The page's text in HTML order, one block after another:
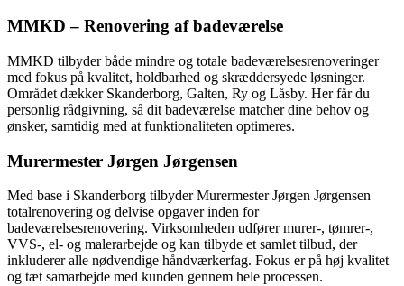
MMKD – Renovering af badeværelse
MMKD tilbyder både mindre og totale badeværelsesrenoveringer
med fokus på kvalitet, holdbarhed og skræddersyede løsninger.
Området dækker Skanderborg, Galten, Ry og Låsby. Her får du
personlig rådgivning, så dit badeværelse matcher dine behov og
ønsker, samtidig med at funktionaliteten optimeres.
Murermester Jørgen Jørgensen
Med base i Skanderborg tilbyder Murermester Jørgen Jørgensen
totalrenovering og delvise opgaver inden for
badeværelsesrenovering. Virksomheden udfører murer-, tømrer-,
VVS-, el- og malerarbejde og kan tilbyde et samlet tilbud, der
inkluderer alle nødvendige håndværkerfag. Fokus er på høj kvalitet
og tæt samarbejde med kunden gennem hele processen.